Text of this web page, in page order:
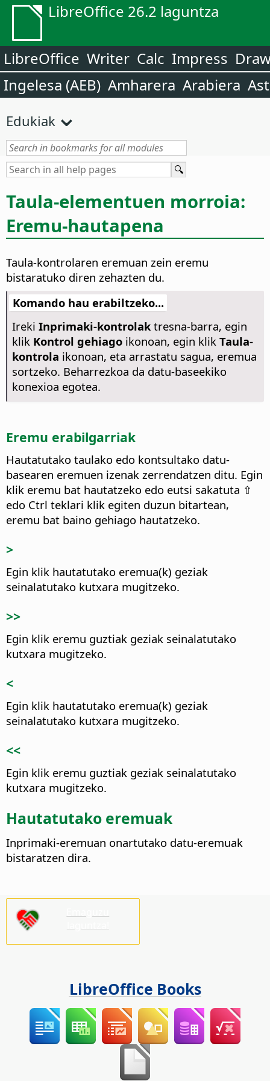
LibreOffice 26.2 laguntza
LibreOffice Writer Calc Impress
Ingelesa (AEB) Amharera Arabiera
Edukiak
Taula-elementuen morroia:
Eremu-hautapena
Taula-kontrolaren eremuan zein eremu
bistaratuko diren zehazten du.
Komando hau erabiltzeko...
Ireki Inprimaki-kontrolaktresna-barra, egin
klik Kontrol gehiagoikonoan, egin klik Taula-
kontrola ikonoan, eta arrastatu sagua, eremua
sortzeko. Beharrezkoa da datu-baseekiko
konexioa egotea.
Eremu erabilgarriak
Hautatutako taulako edo kontsultako datu-
basearen eremuen izenak zerrendatzen ditu. Egin
klik eremu bat hautatzeko edo eutsi sakatuta ⇧
edo Ctrl teklari klik egiten duzun bitartean,
eremu bat baino gehiago hautatzeko.
>
Egin klik hautatutako eremua(k) geziak
seinalatutako kutxara mugitzeko.
>>
Egin klik eremu guztiak geziak seinalatutako
kutxara mugitzeko.
<
Egin klik hautatutako eremua(k) geziak
seinalatutako kutxara mugitzeko.
<<
Egin klik eremu guztiak geziak seinalatutako
kutxara mugitzeko.
Hautatutako eremuak
Inprimaki-eremuan onartutako datu-eremuak
bistaratzen dira.
LibreOffice Books